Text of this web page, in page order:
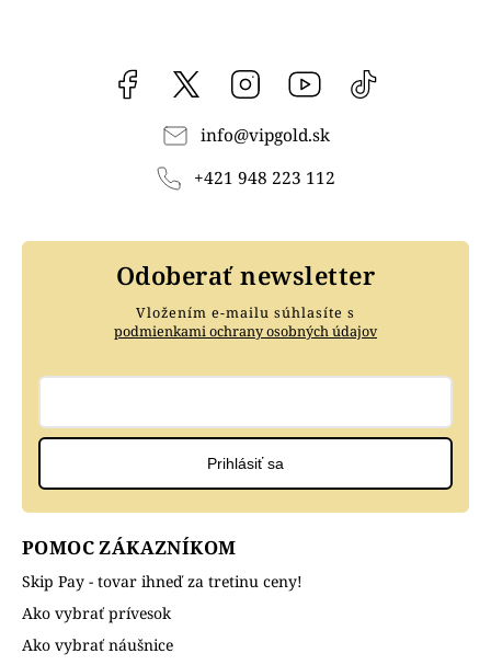
Facebook vipgoldsk Instagram YouTube
info@vipgold.sk
+421 948 223 112
POMOC ZÁKAZNÍKOM
Skip Pay - tovar ihneď za tretinu ceny!
Ako vybrať prívesok
Ako vybrať náušnice
Odoberať newsletter
Vložením e-mailu súhlasíte s
podmienkami ochrany osobných údajov
Prihlásiť sa